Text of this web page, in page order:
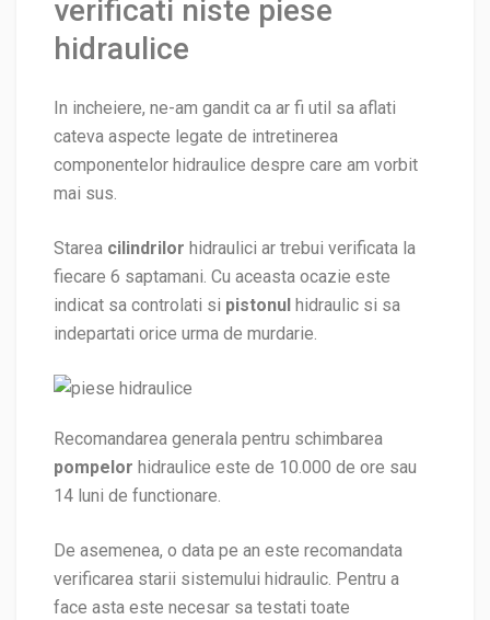
verificati niste piese
hidraulice
In incheiere, ne-am gandit ca ar fi util sa aflati
cateva aspecte legate de intretinerea
componentelor hidraulice despre care am vorbit
mai sus.
Starea cilindrilor hidraulici ar trebui verificata la
fiecare 6 saptamani. Cu aceasta ocazie este
indicat sa controlati si pistonul hidraulic si sa
indepartati orice urma de murdarie.
Recomandarea generala pentru schimbarea
pompelor hidraulice este de 10.000 de ore sau
14 luni de functionare.
De asemenea, o data pe an este recomandata
verificarea starii sistemului hidraulic. Pentru a
face asta este necesar sa testati toate